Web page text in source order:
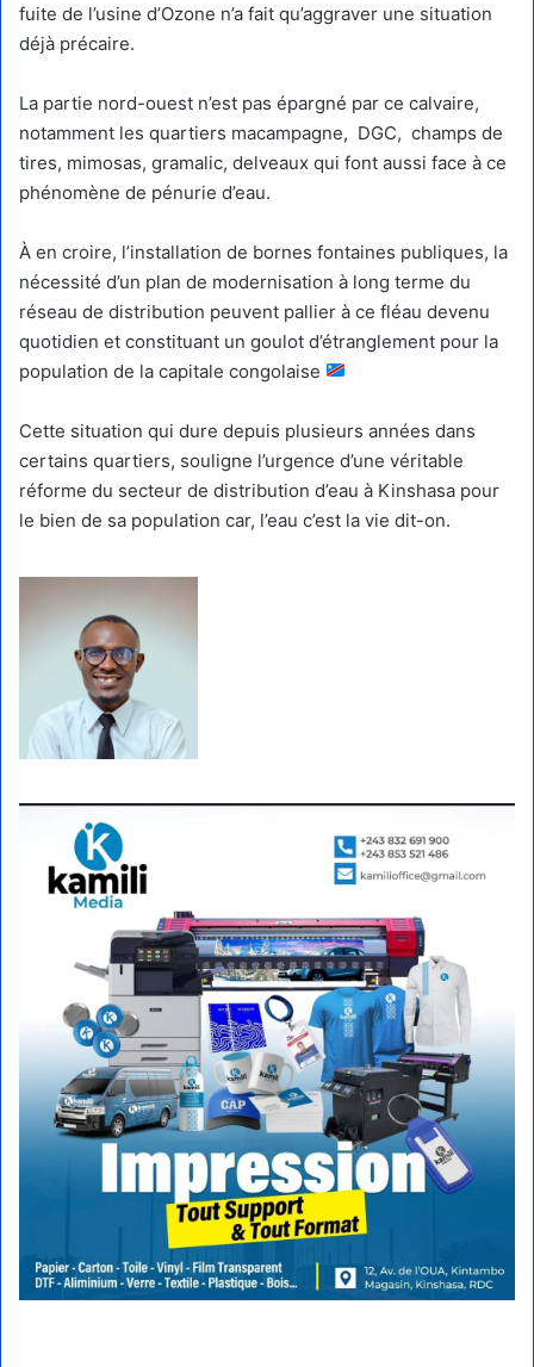
fuite de l’usine d’Ozone n’a fait qu’aggraver une situation
déjà précaire.
La partie nord-ouest n’est pas épargné par ce calvaire,
notamment les quartiers macampagne, DGC, champs de
tires, mimosas, gramalic, delveaux qui font aussi face à ce
phénomène de pénurie d’eau.
À en croire, l’installation de bornes fontaines publiques, la
nécessité d’un plan de modernisation à long terme du
réseau de distribution peuvent pallier à ce fléau devenu
quotidien et constituant un goulot d’étranglement pour la
population de la capitale congolaise
Cette situation qui dure depuis plusieurs années dans
certains quartiers, souligne l’urgence d’une véritable
réforme du secteur de distribution d’eau à Kinshasa pour
le bien de sa population car, l’eau c’est la vie dit-on.